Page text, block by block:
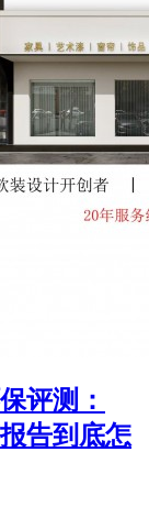
评测：
告到底怎